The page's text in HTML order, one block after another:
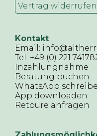
Vertrag widerrufen
Kontakt
Email:
Tel: +49 (0) 221
Inzahlungnahme
Beratung buchen
WhatsApp
App downloaden
Retoure anfragen